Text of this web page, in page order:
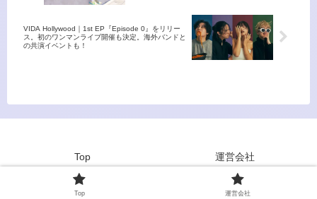
VIDA Hollywood｜1st EP『Episode 0』をリリー
ス。初のワンマンライブ開催も決定。海外バンドと
の共演イベントも！
Top 運営会社
© 2023~2026 bhodhit magazine co. / bhodhit LLC
Top 運営会社